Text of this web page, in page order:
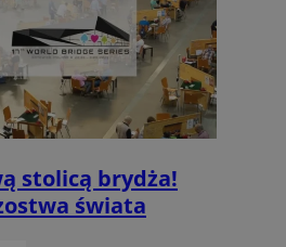
stolicą brydża!
świata